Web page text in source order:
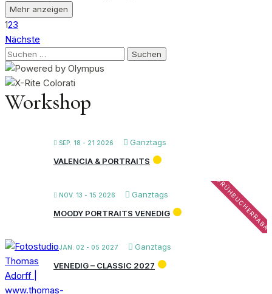
Mehr anzeigen
123
Nächste
Suchen
nach:
Workshop
SEP. 18 - 21 2026
Ganztags
VALENCIA & PORTRAITS
NOV. 13 - 15 2026 Ganztags
MOODY PORTRAITS VENEDIG
JAN. 02 - 05 2027
Ganztags
VENEDIG – CLASSIC 2027